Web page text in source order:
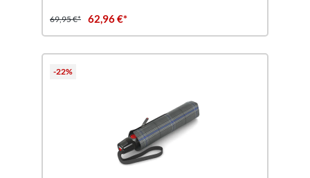
69,95 €* 62,96 €*
-22%